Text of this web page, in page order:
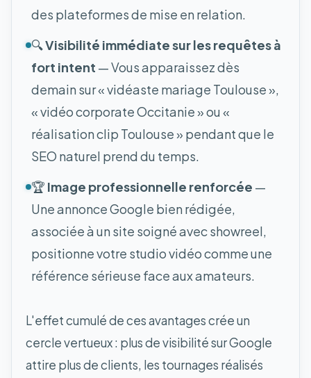
des plateformes de mise en relation.
🔍Visibilité immédiate sur les requêtes à
fort intent — Vous apparaissez dès
demain sur « vidéaste mariage Toulouse »,
« vidéo corporate Occitanie » ou «
réalisation clip Toulouse » pendant que le
SEO naturel prend du temps.
🏆 Image professionnelle renforcée —
Une annonce Google bien rédigée,
associée à un site soigné avec showreel,
positionne votre studio vidéo comme une
référence sérieuse face aux amateurs.
L'effet cumulé de ces avantages crée un
cercle vertueux : plus de visibilité sur Google
attire plus de clients, les tournages réalisés